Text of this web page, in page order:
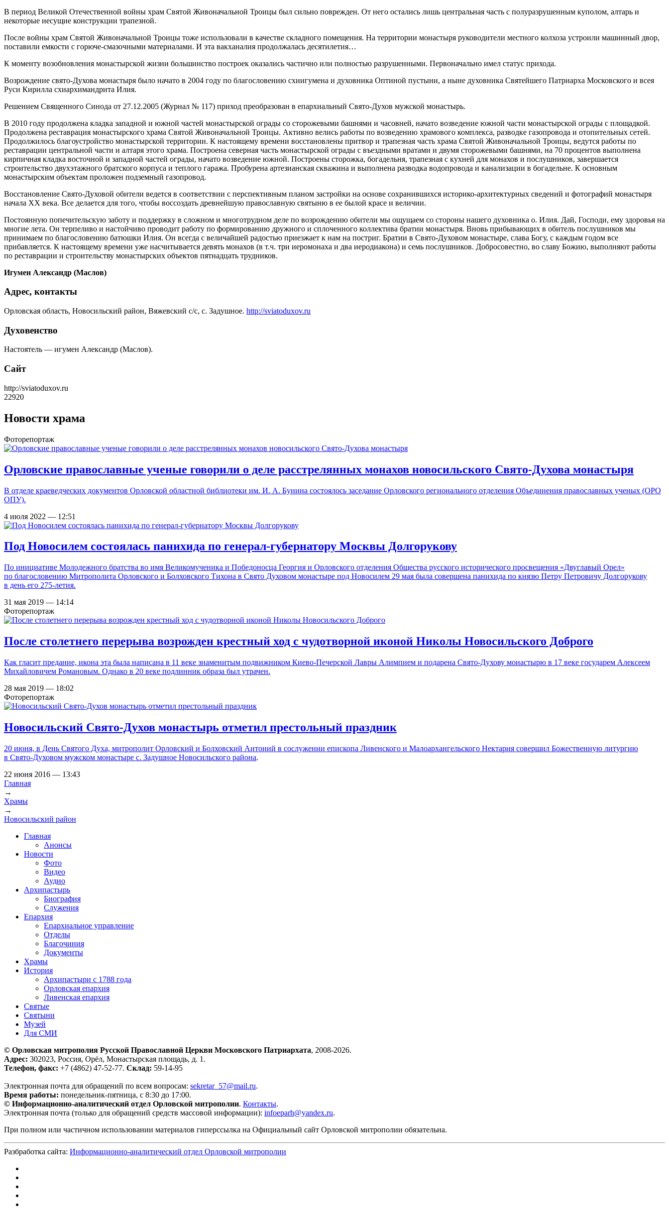
В период Великой Отечественной войны храм Святой Живоначальной Троицы был сильно поврежден. От него остались лишь центральная часть с полуразрушенным куполом, алтарь и
некоторые несущие конструкции трапезной.
После войны храм Святой Живоначальной Троицы тоже использовали в качестве складного помещения. На территории монастыря руководители местного колхоза устроили машинный двор,
поставили емкости с горюче-смазочными материалами. И эта вакханалия продолжалась десятилетия…
К моменту возобновления монастырской жизни большинство построек оказались частично или полностью разрушенными. Первоначально имел статус прихода.
Возрождение свято-Духова монастыря было начато в 2004 году по благословению схиигумена и духовника Оптиной пустыни, а ныне духовника Святейшего Патриарха Московского и всея
Руси Кирилла схиархимандрита Илия.
Решением Священного Синода от 27.12.2005 (Журнал № 117) приход преобразован в епархиальный Свято-Духов мужской монастырь.
В 2010 году продолжена кладка западной и южной частей монастырской ограды со сторожевыми башнями и часовней, начато возведение южной части монастырской ограды с площадкой.
Продолжена реставрация монастырского храма Святой Живоначальной Троицы. Активно велись работы по возведению храмового комплекса, разводке газопровода и отопительных сетей.
Продолжилось благоустройство монастырской территории. К настоящему времени восстановлены притвор и трапезная часть храма Святой Живоначальной Троицы, ведутся работы по
реставрации центральной части и алтаря этого храма. Построена северная часть монастырской ограды с въездными вратами и двумя сторожевыми башнями, на 70 процентов выполнена
кирпичная кладка восточной и западной частей ограды, начато возведение южной. Построены сторожка, богадельня, трапезная с кухней для монахов и послушников, завершается
строительство двухэтажного братского корпуса и теплого гаража. Пробурена артезианская скважина и выполнена разводка водопровода и канализации в богадельне. К основным
монастырским объектам проложен подземный газопровод.
Восстановление Свято-Духовой обители ведется в соответствии с перспективным планом застройки на основе сохранившихся историко-архитектурных сведений и фотографий монастыря
начала ХХ века. Все делается для того, чтобы воссоздать древнейшую православную святыню в ее былой красе и величии.
Постоянную попечительскую заботу и поддержку в сложном и многотрудном деле по возрождению обители мы ощущаем со стороны нашего духовника о. Илия. Дай, Господи, ему здоровья на
многие лета. Он терпеливо и настойчиво проводит работу по формированию дружного и сплоченного коллектива братии монастыря. Вновь прибывающих в обитель послушников мы
принимаем по благословению батюшки Илия. Он всегда с величайшей радостью приезжает к нам на постриг. Братии в Свято-Духовом монастыре, слава Богу, с каждым годом все
прибавляется. К настоящему времени уже насчитывается девять монахов (в т.ч. три иеромонаха и два иеродиакона) и семь послушников. Добросовестно, во славу Божию, выполняют работы
по реставрации и строительству монастырских объектов пятнадцать трудников.
Игумен Александр (Маслов)
Адрес, контакты
Орловская область, Новосильский район, Вяжевский с/с, с. Задушное. http://sviatoduxov.ru
Духовенство
Настоятель — игумен Александр (Маслов).
Сайт
http://sviatoduxov.ru
22920
Новости храма
Фоторепортаж
Орловские православные ученые говорили о деле расстрелянных монахов новосильского Свято-Духова монастыря
В отделе краеведческих документов Орловской областной библиотеки им. И. А. Бунина состоялось заседание Орловского регионального отделения Объединения православных ученых (ОРО
ОПУ).
4 июля 2022 — 12:51
Под Новосилем состоялась панихида по генерал-губернатору Москвы Долгорукову
По инициативе Молодежного братства во имя Великомученика и Победоносца Георгия и Орловского отделения Общества русского исторического просвещения «Двуглавый Орел»
по благословению Митрополита Орловского и Болховского Тихона в Свято Духовом монастыре под Новосилем 29 мая была совершена панихида по князю Петру Петровичу Долгорукову
в день его 275-летия.
31 мая 2019 — 14:14
Фоторепортаж
После столетнего перерыва возрожден крестный ход с чудотворной иконой Николы Новосильского Доброго
Как гласит предание, икона эта была написана в 11 веке знаменитым подвижником Киево-Печерской Лавры Алимпием и подарена Свято-Духову монастырю в 17 веке государем Алексеем
Михайловичем Романовым. Однако в 20 веке подлинник образа был утрачен.
28 мая 2019 — 18:02
Фоторепортаж
Новосильский Свято-Духов монастырь отметил престольный праздник
20 июня, в День Святого Духа, митрополит Орловский и Болховский Антоний в сослужении епископа Ливенского и Малоархангельского Нектария совершил Божественную литургию
в Свято-Духовом мужском монастыре с. Задушное Новосильского района.
22 июня 2016 — 13:43
Вы здесь
Главная
→
Храмы
→
Новосильский район
Главная
Анонсы
Новости
Фото
Видео
Аудио
Архипастырь
Биография
Служения
Епархия
Епархиальное управление
Отделы
Благочиния
Документы
Храмы
История
Архипастыри с 1788 года
Орловская епархия
Ливенская епархия
Святые
Святыни
Музей
Для СМИ
© Орловская митрополия Русской Православной Церкви Московского Патриархата, 2008-2026.
Адрес: 302023, Россия, Орёл, Монастырская площадь, д. 1.
Телефон, факс: +7 (4862) 47-52-77. Склад: 59-14-95
Электронная почта для обращений по всем вопросам: sekretar_57@mail.ru.
Время работы: понедельник-пятница, с 8:30 до 17:00.
© Информационно-аналитический отдел Орловской митрополии. Контакты.
Электронная почта (только для обращений средств массовой информации): infoeparh@yandex.ru.
При полном или частичном использовании материалов гиперссылка на Официальный сайт Орловской митрополии обязательна.
Разбработка сайта: Информационно-аналитический отдел Орловской митрополии